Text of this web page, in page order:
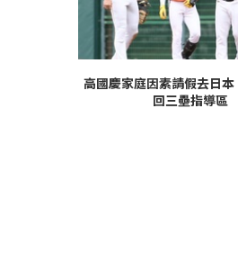
高國慶家庭因素請假去日
回三壘指導區